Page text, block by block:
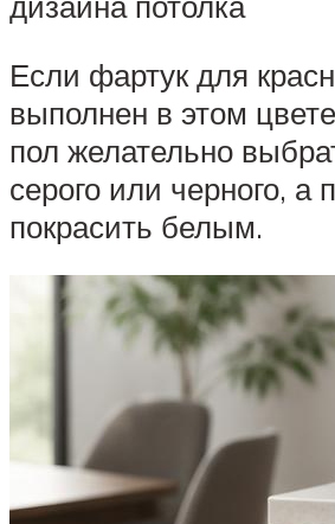
Если фартук для
выполнен в этом
пол желательно
серого или черного, а
покрасить белым.